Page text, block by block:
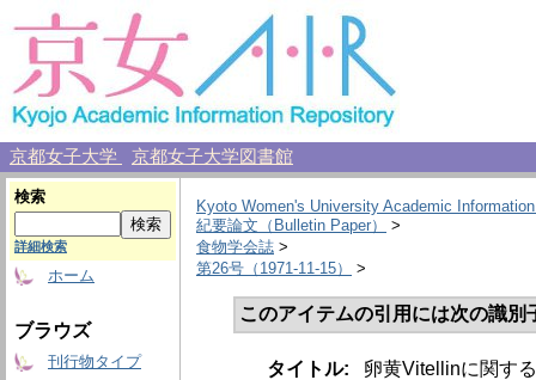
京都女子大学 京都女子大学図書館
検索
詳細検索
ホーム
ブラウズ
刊行物タイプ
Kyoto Women's University Academic
紀要論文（Bulletin Paper）
>
食物学会誌 >
第26号（1971-11-15）
>
このアイテムの引用には次の識
タイトル:
卵黄Vitellinに関す